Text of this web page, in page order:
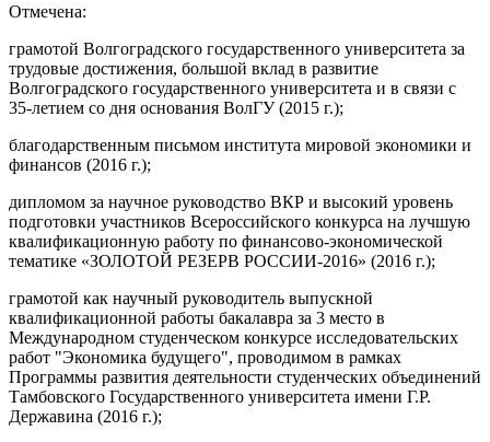
Отмечена:
грамотой Волгоградского государственного университета за
трудовые достижения, большой вклад в развитие
Волгоградского государственного университета и в связи с
35-летием со дня основания ВолГУ (2015 г.);
благодарственным письмом института мировой экономики и
финансов (2016 г.);
дипломом за научное руководство ВКР и высокий уровень
подготовки участников Всероссийского конкурса на лучшую
квалификационную работу по финансово-экономической
тематике «ЗОЛОТОЙ РЕЗЕРВ РОССИИ-2016» (2016 г.);
грамотой как научный руководитель выпускной
квалификационной работы бакалавра за 3 место в
Международном студенческом конкурсе исследовательских
работ "Экономика будущего", проводимом в рамках
Программы развития деятельности студенческих объединений
Тамбовского Государственного университета имени Г.Р.
Державина (2016 г.);